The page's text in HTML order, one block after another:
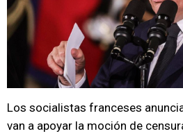
Los socialistas franceses
van a apoyar la moción de